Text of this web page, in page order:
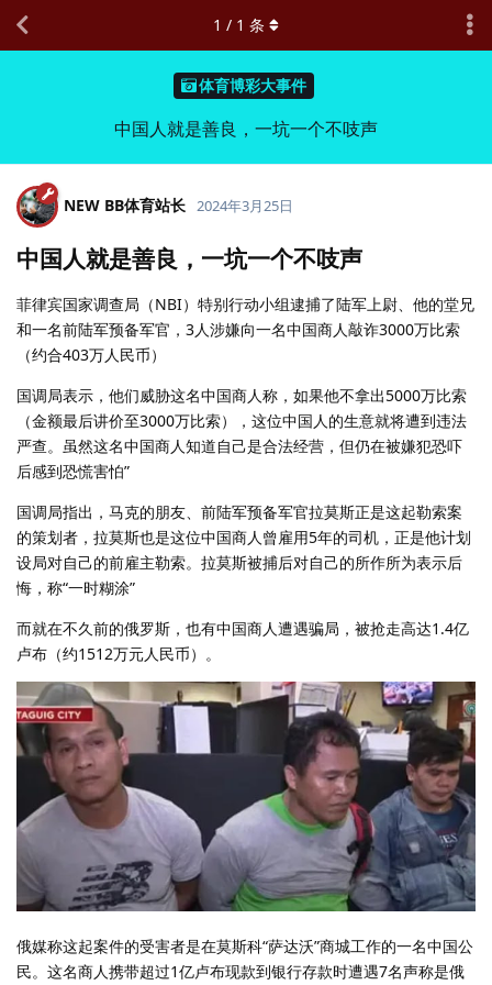
体育博彩大事件
中国人就是善良，一坑一个不吱声
1 / 1 条
NEW BB体育站长 2024年3月25日
中国人就是善良，一坑一个不吱声
菲律宾国家调查局（NBI）特别行动小组逮捕了陆军上尉、他的堂兄
和一名前陆军预备军官，3人涉嫌向一名中国商人敲诈3000万比索
（约合403万人民币）
国调局表示，他们威胁这名中国商人称，如果他不拿出5000万比索
（金额最后讲价至3000万比索），这位中国人的生意就将遭到违法
严查。虽然这名中国商人知道自己是合法经营，但仍在被嫌犯恐吓
后感到恐慌害怕”
国调局指出，马克的朋友、前陆军预备军官拉莫斯正是这起勒索案
的策划者，拉莫斯也是这位中国商人曾雇用5年的司机，正是他计划
设局对自己的前雇主勒索。拉莫斯被捕后对自己的所作所为表示后
悔，称“一时糊涂”
而就在不久前的俄罗斯，也有中国商人遭遇骗局，被抢走高达1.4亿
卢布（约1512万元人民币）。
俄媒称这起案件的受害者是在莫斯科“萨达沃”商城工作的一名中国公
民。这名商人携带超过1亿卢布现款到银行存款时遭遇7名声称是俄